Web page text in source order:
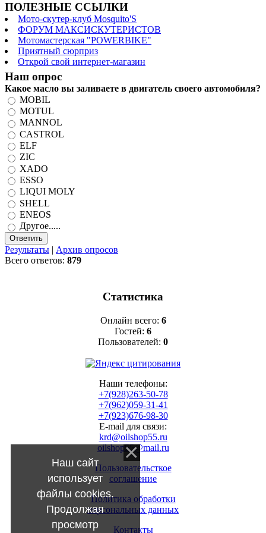
ПОЛЕЗНЫЕ ССЫЛКИ
Мото-скутер-клуб Mosquito'S
ФОРУМ МАКСИСКУТЕРИСТОВ
Мотомастерская "POWERBIKE"
Приятный сюрприз
Открой свой интернет-магазин
Наш опрос
Какое масло вы заливаете в двигатель своего автомобиля?
MOBIL
MOTUL
MANNOL
CASTROL
ELF
ZIC
XADO
ESSO
LIQUI MOLY
SHELL
ENEOS
Другое.....
Результаты | Архив опросов
Всего ответов: 879
Статистика
Онлайн всего: 6
Гостей: 6
Пользователей: 0
Наши телефоны:
+7(928)263-50-78
+7(962)059-31-41
+7(923)676-98-30
E-mail для связи:
krd@oilshop55.ru
oilshop55@mail.ru
Пользовательсткое
соглашение
Политика обработки
персональных данных
Контакты
Наш сайт
использует
файлы cookies.
Продолжая
просмотр